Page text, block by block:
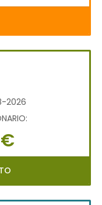
2026